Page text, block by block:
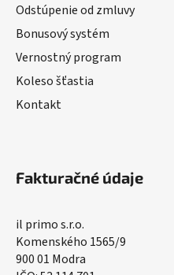
Odstúpenie od zmluvy
Bonusový systém
Vernostný program
Koleso šťastia
Kontakt
Fakturačné údaje
il primo s.r.o.
Komenského 1565/9
900 01 Modra